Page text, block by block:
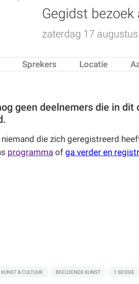
Gegidst
zaterdag 17
Sprekers Locatie
geen deelnemers die in
die zich geregistreerd
programma of ga verder en
KUNST & CULTUUR BEELDENDE KUNST 1 SESSIE